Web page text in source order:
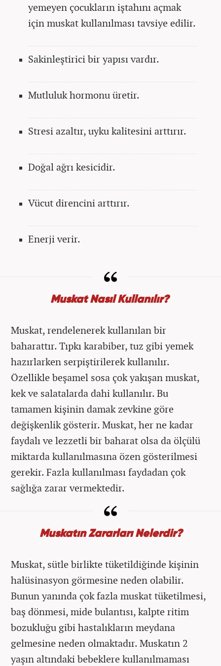
yemeyen çocukların iştahını açmak
için muskat kullanılması tavsiye edilir.
Sakinleştirici bir yapısı vardır.
Mutluluk hormonu üretir.
Stresi azaltır, uyku kalitesini arttırır.
Doğal ağrı kesicidir.
Vücut direncini arttırır.
Enerji verir.
Muskat Nasıl Kullanılır?
Muskat, rendelenerek kullanılan bir
baharattır. Tıpkı karabiber, tuz gibi yemek
hazırlarken serpiştirilerek kullanılır.
Özellikle beşamel sosa çok yakışan muskat,
kek ve salatalarda dahi kullanılır. Bu
tamamen kişinin damak zevkine göre
değişkenlik gösterir. Muskat, her ne kadar
faydalı ve lezzetli bir baharat olsa da ölçülü
miktarda kullanılmasına özen gösterilmesi
gerekir. Fazla kullanılması faydadan çok
sağlığa zarar vermektedir.
Muskatın Zararları Nelerdir?
Muskat, sütle birlikte tüketildiğinde kişinin
halüsinasyon görmesine neden olabilir.
Bunun yanında çok fazla muskat tüketilmesi,
baş dönmesi, mide bulantısı, kalpte ritim
bozukluğu gibi hastalıkların meydana
gelmesine neden olmaktadır. Muskatın 2
yaşın altındaki bebeklere kullanılmaması